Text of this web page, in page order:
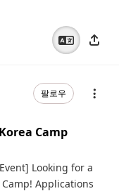
팔로우
Camp
Looking for a
Applications